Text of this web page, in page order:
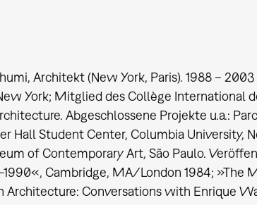
Architekt (New York, Paris). 1988 –
York; Mitglied des Collège International
Abgeschlossene Projekte u.a.:
Hall Student Center, Columbia University,
of Contemporary Art, São Paulo.
1990«, Cambridge, MA/London 1984; »The
Architecture: Conversations with Enrique